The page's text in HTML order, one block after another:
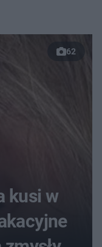
62
kusi w